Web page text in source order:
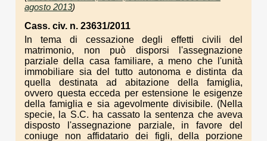
agosto 2013)
Cass. civ. n. 23631/2011
In tema di cessazione degli effetti civili del
matrimonio, non può disporsi l'assegnazione
parziale della casa familiare, a meno che l'unità
immobiliare sia del tutto autonoma e distinta da
quella destinata ad abitazione della famiglia,
ovvero questa ecceda per estensione le esigenze
della famiglia e sia agevolmente divisibile. (Nella
specie, la S.C. ha cassato la sentenza che aveva
disposto l'assegnazione parziale, in favore del
coniuge non affidatario dei figli, della porzione